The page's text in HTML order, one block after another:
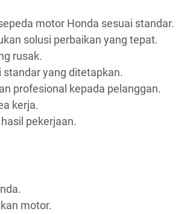
motor Honda sesuai standar.
solusi perbaikan yang tepat.
rusak.
yang ditetapkan.
profesional kepada pelanggan.
kerja.
pekerjaan.
motor.